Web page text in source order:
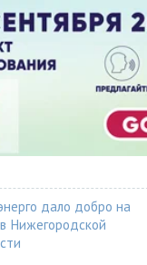
дало добро на
Нижегородской